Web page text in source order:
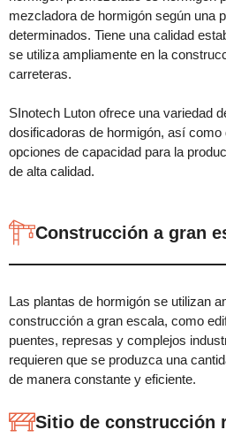
mezcladora de hormigón según una
determinados. Tiene una calidad
se utiliza ampliamente en la
carreteras.
SInotech Luton ofrece una variedad
dosificadoras de hormigón, así
opciones de capacidad para la
de alta calidad.
Construcción a gran
Las plantas de hormigón se utilizan
construcción a gran escala, como
puentes, represas y complejos
requieren que se produzca una
de manera constante y eficiente.
Sitio de construcción